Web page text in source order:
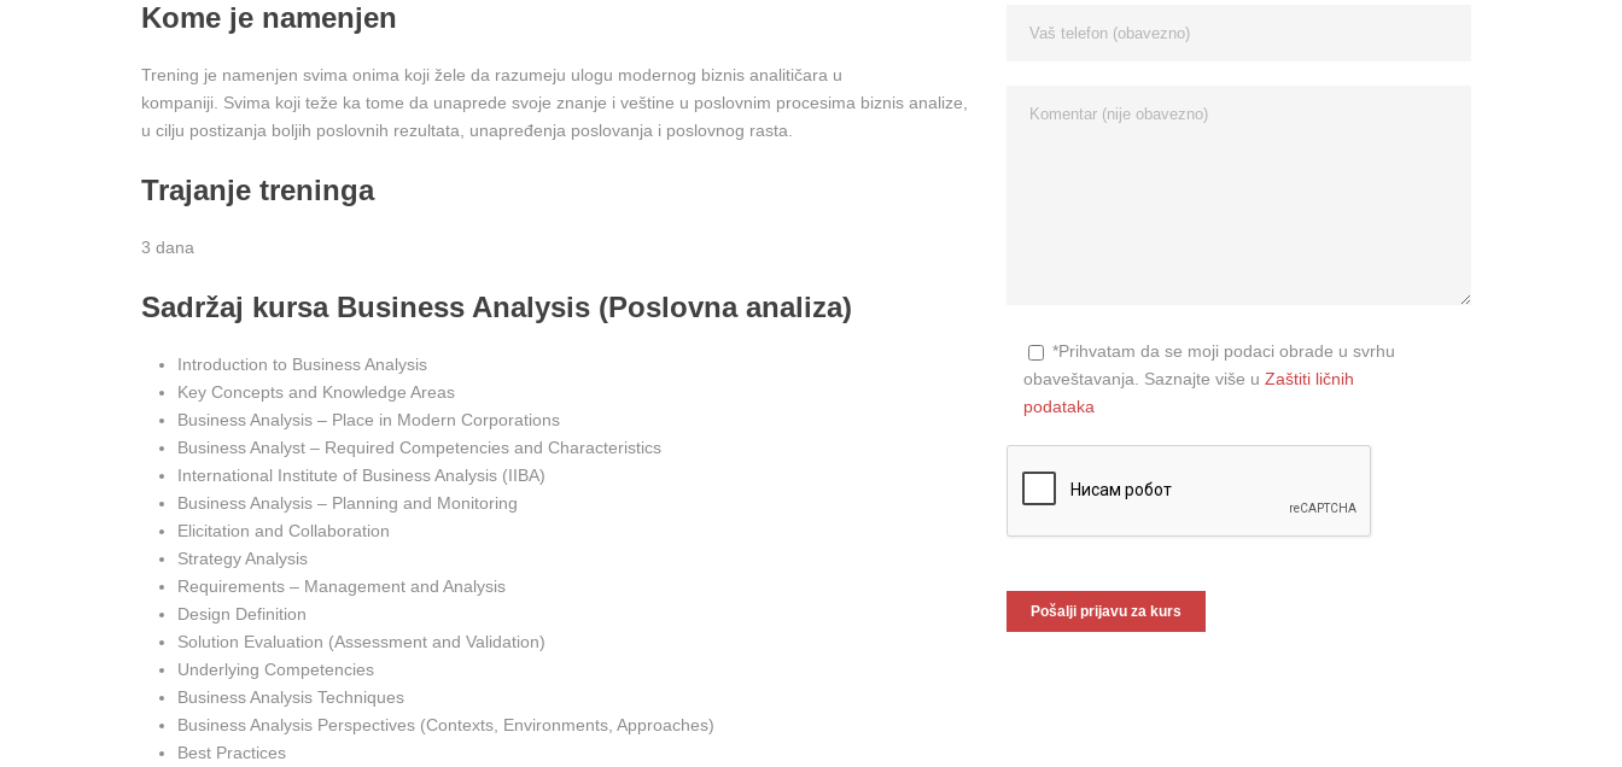
*Prihvatam da se moji podaci obrade u svrhu
obaveštavanja. Saznajte više u Zaštiti ličnih
podataka
Kome je namenjen
Trening je namenjen svima onima koji žele da razumeju ulogu modernog biznis analitičara u
kompaniji. Svima koji teže ka tome da unaprede svoje znanje i veštine u poslovnim procesima biznis analize,
u cilju postizanja boljih poslovnih rezultata, unapređenja poslovanja i poslovnog rasta.
Trajanje treninga
3 dana
Sadržaj kursa Business Analysis (Poslovna analiza)
Introduction to Business Analysis
Key Concepts and Knowledge Areas
Business Analysis – Place in Modern Corporations
Business Analyst – Required Competencies and Characteristics
International Institute of Business Analysis (IIBA)
Business Analysis – Planning and Monitoring
Elicitation and Collaboration
Strategy Analysis
Requirements – Management and Analysis
Design Definition
Solution Evaluation (Assessment and Validation)
Underlying Competencies
Business Analysis Techniques
Business Analysis Perspectives (Contexts, Environments, Approaches)
Best Practices